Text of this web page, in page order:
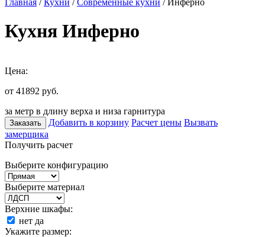
Главная /Кухни /Современные кухни / Инферно
Кухня Инферно
Цена:
от 41892 руб.
за метр в длину верха и низа гарнитура
Заказать Добавить в корзину Расчет цены Вызвать
замерщика
Получить расчет
Выберите конфигурацию
Выберите материал
Верхние шкафы:
нет да
Укажите размер: